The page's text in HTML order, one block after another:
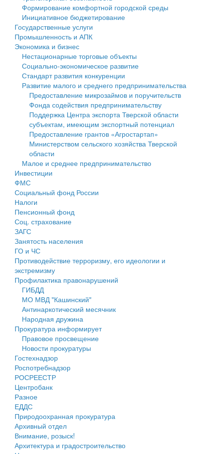
Государственные услуги
Промышленность и АПК
Экономика и бизнес
Символика
Устав
Гостям округа
Туризм
Культура
Образование
Здравоохранение
Социальная защита
Фотоальбом
муниципального округа Тверской области
Администрация Кашинского муниципального округа
Тверской области
Управление сельскими территориями
Открытые данные
Работа с обращениями граждан
Муниципальный контроль
Муниципальные услуги
Проекты административных регламентов
Антимонопольный комплаенс
Противодействие коррупции
Финансовое управление
Бюджет для граждан
Имущество
Выявление правообладателей ранее учтенных
объектов недвижимости
Имущественная поддержка субъектов малого и
среднего предпринимательства
Информационная поддержка субъектов малого и
среднего предпринимательства
Муниципальные программы
Контрольно-счетная палата
Персональные данные
Оценка регулирующего воздействия
Деятельность МУ
Нормативы градостроительного проектирования
Правила землепользования и застройки
Генеральные планы
Проекты планировки территории
Собрание депутатов
Городское поселение
Сельские поселения
Формирование комфортной городской среды
Инициативное бюджетирование
Государственные услуги
Промышленность и АПК
Экономика и бизнес
Нестационарные торговые объекты
Социально-экономическое развитие
Стандарт развития конкуренции
Развитие малого и среднего предпринимательства
Предоставление микрозаймов и поручительств
Фонда содействия предпринимательству
Поддержка Центра экспорта Тверской области
субъектам, имеющим экспортный потенциал
Предоставление грантов «Агростартап»
Министерством сельского хозяйства Тверской
области
Малое и среднее предпринимательство
Инвестиции
ФМС
Социальный фонд России
Налоги
Пенсионный фонд
Соц. страхование
ЗАГС
Занятость населения
ГО и ЧС
Противодействие терроризму, его идеологии и
экстремизму
Профилактика правонарушений
ГИБДД
МО МВД "Кашинский"
Антинаркотический месячник
Народная дружина
Прокуратура информирует
Правовое просвещение
Новости прокуратуры
Гостехнадзор
Роспотребнадзор
РОСРЕЕСТР
Центробанк
Разное
ЕДДС
Природоохранная прокуратура
Архивный отдел
Внимание, розыск!
Архитектура и градостроительство